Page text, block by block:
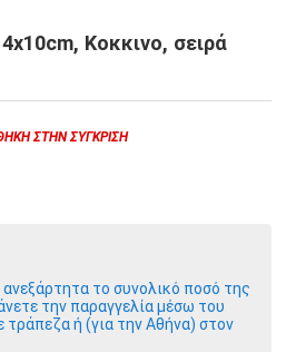
Κοκκινο, σειρά
ΣΤΗΝ ΣΎΓΚΡΙΣΗ
το συνολικό ποσό της
την παραγγελία μέσω του
ή (για την Αθήνα) στον